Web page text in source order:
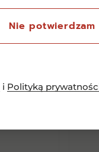
Nie potwierdzam
i Polityką